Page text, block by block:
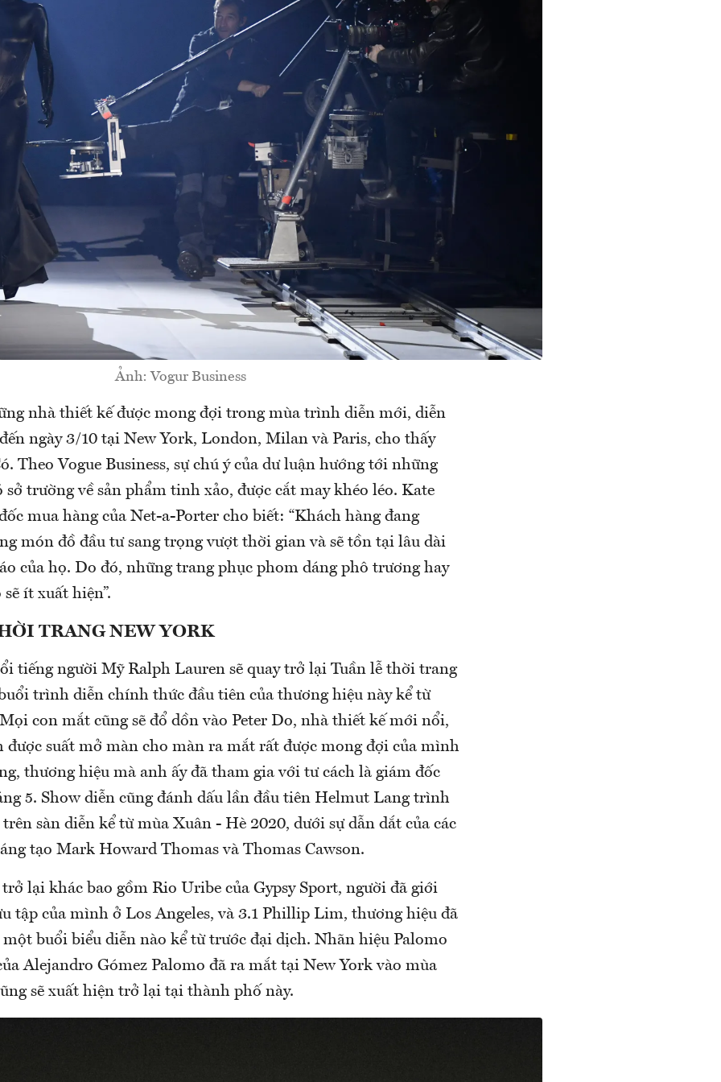
Ảnh: Vogur Business
nhà thiết kế được mong đợi trong mùa trình diễn mới, diễn
ngày 3/10 tại New York, London, Milan và Paris, cho thấy
Theo Vogue Business, sự chú ý của dư luận hướng tới những
sở trường về sản phẩm tinh xảo, được cắt may khéo léo. Kate
mua hàng của Net-a-Porter cho biết: “Khách hàng đang
món đồ đầu tư sang trọng vượt thời gian và sẽ tồn tại lâu dài
của họ. Do đó, những trang phục phom dáng phô trương hay
ít xuất hiện”.
TRANG NEW YORK
tiếng người Mỹ Ralph Lauren sẽ quay trở lại Tuần lễ thời trang
trình diễn chính thức đầu tiên của thương hiệu này kể từ
con mắt cũng sẽ đổ dồn vào Peter Do, nhà thiết kế mới nổi,
được suất mở màn cho màn ra mắt rất được mong đợi của mình
thương hiệu mà anh ấy đã tham gia với tư cách là giám đốc
5. Show diễn cũng đánh dấu lần đầu tiên Helmut Lang trình
trên sàn diễn kể từ mùa Xuân - Hè 2020, dưới sự dẫn dắt của các
tạo Mark Howard Thomas và Thomas Cawson.
lại khác bao gồm Rio Uribe của Gypsy Sport, người đã giới
tập của mình ở Los Angeles, và 3.1 Phillip Lim, thương hiệu đã
buổi biểu diễn nào kể từ trước đại dịch. Nhãn hiệu Palomo
Alejandro Gómez Palomo đã ra mắt tại New York vào mùa
sẽ xuất hiện trở lại tại thành phố này.